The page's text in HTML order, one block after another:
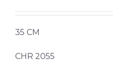
35 CM
CHR 2055